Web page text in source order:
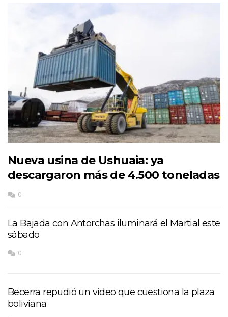
Nueva usina de Ushuaia: ya
descargaron más de 4.500 toneladas
0
La Bajada con Antorchas iluminará el Martial este
sábado
0
Becerra repudió un video que cuestiona la plaza
boliviana